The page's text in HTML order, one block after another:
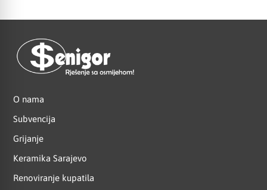
O nama
Subvencija
Grijanje
Keramika Sarajevo
Renoviranje kupatila